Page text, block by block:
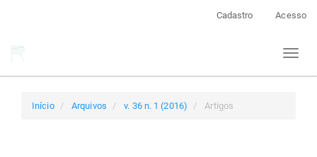
Cadastro Acesso
Toggle
Início Arquivos v. 36 n. 1 (2016) Artigos